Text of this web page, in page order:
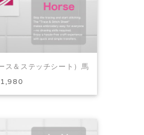
＆ステッチシート）馬